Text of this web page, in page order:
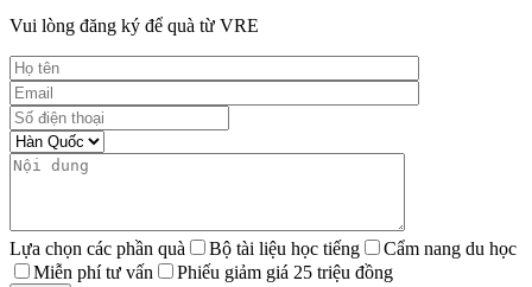
Vui lòng đăng ký để quà từ VRE
Lựa chọn các phần quà Bộ tài liệu học tiếng
Cẩm nang du học
Miễn phí tư vấn
Phiếu giảm giá 25 triệu đồng